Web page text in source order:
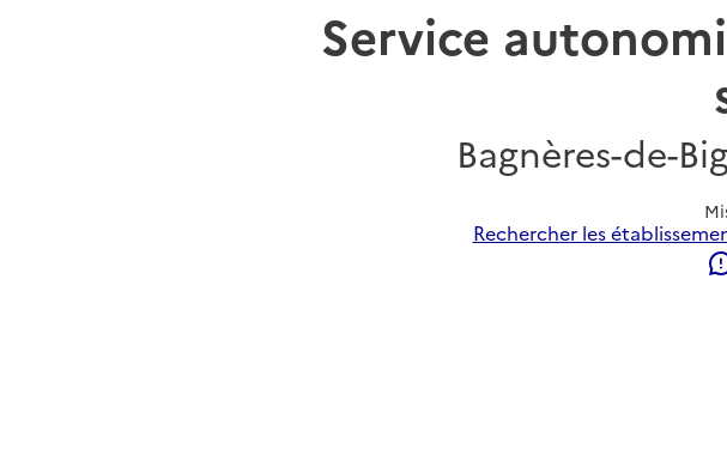
Service
Bagnères-de-
Rechercher les